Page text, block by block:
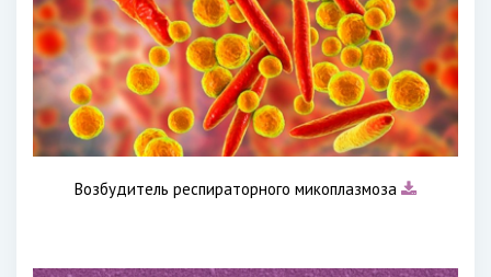
Возбудитель респираторного микоплазмоза